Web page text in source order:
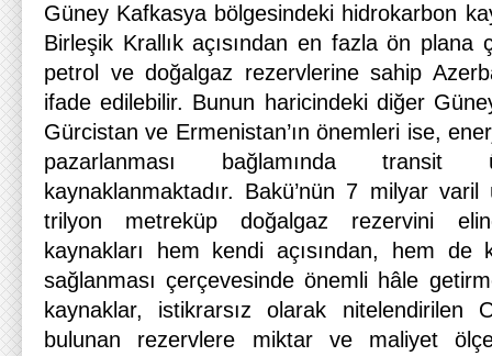
Güney Kafkasya bölgesindeki hidrokarbon
Birleşik Krallık açısından en fazla ön plana
petrol ve doğalgaz rezervlerine sahip
ifade edilebilir. Bunun haricindeki diğer
Gürcistan ve Ermenistan’ın önemleri ise,
pazarlanması bağlamında transit
kaynaklanmaktadır. Bakü’nün 7 milyar
trilyon metreküp doğalgaz rezervini
kaynakları hem kendi açısından, hem de
sağlanması çerçevesinde önemli hâle
kaynaklar, istikrarsız olarak nitelendirilen
bulunan rezervlere miktar ve maliyet